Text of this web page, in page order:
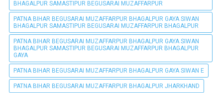
BHAGALPUR SAMASTIPUR BEGUSARAI MUZAFFARPUR
PATNA BIHAR BEGUSARAI MUZAFFARPUR BHAGALPUR GAYA SIWAN
BHAGALPUR SAMASTIPUR BEGUSARAI MUZAFFARPUR BHAGALPUR
PATNA BIHAR BEGUSARAI MUZAFFARPUR BHAGALPUR GAYA SIWAN
BHAGALPUR SAMASTIPUR BEGUSARAI MUZAFFARPUR BHAGALPUR
GAYA
PATNA BIHAR BEGUSARAI MUZAFFARPUR BHAGALPUR GAYA SIWAN E
PATNA BIHAR BEGUSARAI MUZAFFARPUR BHAGALPUR JHARKHAND